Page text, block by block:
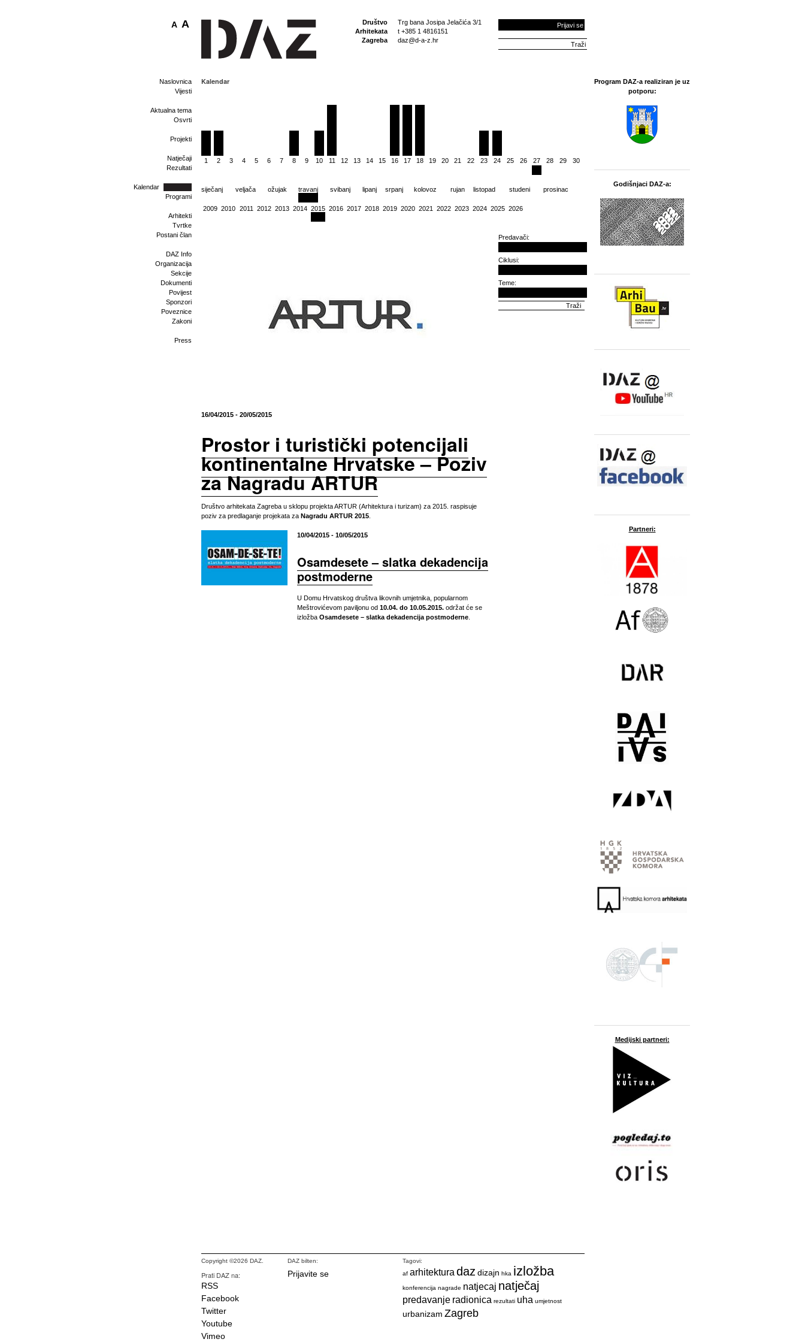
Društvo
Arhitekata
Zagreba
Trg bana Josipa Jelačića 3/1
t +385 1 4816151
daz@d-a-z.hr
Prijavi se
A A
Naslovnica
Vijesti
Aktualna tema
Osvrti
Projekti
Natječaji
Rezultati
Kalendar
Programi
Arhitekti
Tvrtke
Postani član
DAZ Info
Organizacija
Sekcije
Dokumenti
Povijest
Sponzori
Poveznice
Zakoni
Press
Kalendar
1 2 3 4 5 6 7 8 9 10 11 12 13 14 15 16 17 18 19 20 21 22 23 24 25 26 27 28 29 30
siječanj veljača ožujak travanj svibanj lipanj srpanj kolovoz rujan listopad studeni prosinac
2009 2010 2011 2012 2013 2014 2015 2016 2017 2018 2019 2020 2021 2022 2023 2024 2025 2026
16/04/2015 - 20/05/2015
Prostor i turistički potencijali
kontinentalne Hrvatske – Poziv
za Nagradu ARTUR
Društvo arhitekata Zagreba u sklopu projekta ARTUR (Arhitektura i turizam) za 2015. raspisuje
poziv za predlaganje projekata za Nagradu ARTUR 2015
10/04/2015 - 10/05/2015
Osamdesete – slatka dekadencija
postmoderne
U Domu Hrvatskog društva likovnih umjetnika, popularnom
Meštrovićevom paviljonu od 10.04. do 10.05.2015. održat će se
izložba Osamdesete – slatka dekadencija postmoderne
Predavači:
Ciklusi:
Teme:
Program DAZ-a realiziran je uz
potporu:
Godišnjaci DAZ-a:
Partneri:
Medijski partneri:
Copyright ©2026 DAZ.
Prati DAZ na:
RSS
Facebook
Twitter
Youtube
Vimeo
DAZ bilten:
Prijavite se
Tagovi:
af arhitektura daz dizajn hka izložba
konferencija nagrade natjecaj natječaj
predavanje radionica rezultati uha umjetnost
urbanizam Zagreb